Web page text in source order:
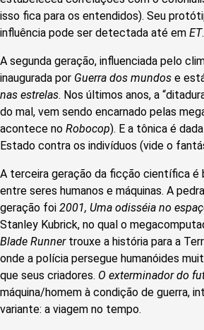
isso fica para os entendidos). Seu
influência pode ser detectada até em ET.
A segunda geração, influenciada pelo
inaugurada por Guerra dos mundos e
nas estrelas. Nos últimos anos, a
do mal, vem sendo encarnado pelas
acontece no Robocop). E a tônica é
Estado contra os indivíduos (vide o
A terceira geração da ficção científica é
entre seres humanos e máquinas. A
geração foi 2001, Uma odisséia no
Stanley Kubrick, no qual o
Blade Runnertrouxe a história para a
onde a polícia persegue humanóides
que seus criadores. O exterminador do
máquina/homem à condição de guerra,
variante: a viagem no tempo.